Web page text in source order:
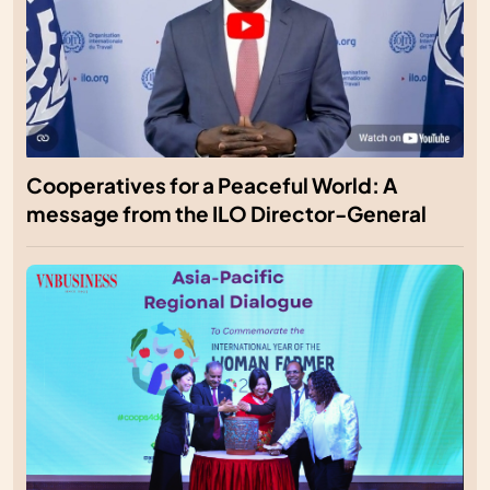
Cooperatives for a Peaceful World: A
message from the ILO Director-General